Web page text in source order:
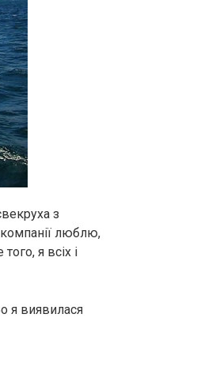
з
компанії люблю,
я всіх і
я виявилася